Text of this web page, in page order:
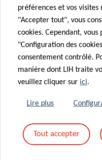
gestion des événements ».
Événements à
préférences et vos visites
"Accepter tout", vous
cookies. Cependant, vous
"Configuration des
consentement contrôlé.
manière dont LIH traite
veuillez cliquer sur ici.
Lire plus
Tout accepter